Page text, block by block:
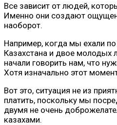
Все зависит от людей,
Именно они создают
наоборот.
Например, когда мы ехали
Казахстана и двое молодых
начали говорить нам, что
Хотя изначально этот
Вот это, ситуация не из
платить, поскольку мы
двумя не очень
казахами.